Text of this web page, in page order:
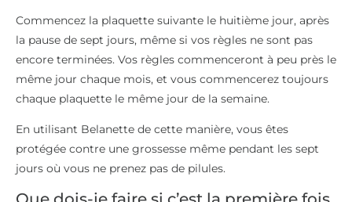
Commencez la plaquette suivante le huitième jour, après
la pause de sept jours, même si vos règles ne sont pas
encore terminées. Vos règles commenceront à peu près le
même jour chaque mois, et vous commencerez toujours
chaque plaquette le même jour de la semaine.
En utilisant Belanette de cette manière, vous êtes
protégée contre une grossesse même pendant les sept
jours où vous ne prenez pas de pilules.